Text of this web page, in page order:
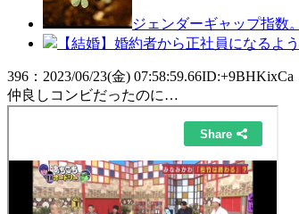
ジェンダーギャップ指数
【結婚】婚約者から正社員になるよ
396 ： 2023/06/23(金) 07:58:59.66ID:+9BHKixCa
仲良しコンビだったのに…